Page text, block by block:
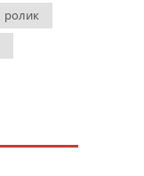
ролик